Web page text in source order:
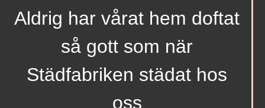
Aldrig har vårat hem doftat
så gott som när
Städfabriken städat hos
oss